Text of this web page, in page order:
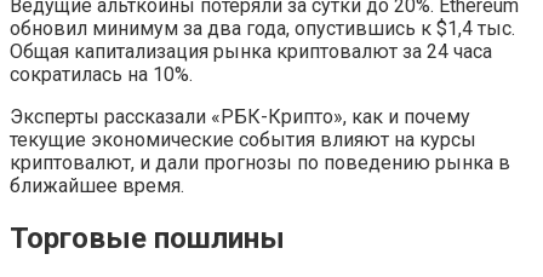
Ведущие альткоины потеряли за сутки до 20%. Ethereum
обновил минимум за два года, опустившись к $1,4 тыс.
Общая капитализация рынка криптовалют за 24 часа
сократилась на 10%.
Эксперты рассказали «РБК-Крипто», как и почему
текущие экономические события влияют на курсы
криптовалют, и дали прогнозы по поведению рынка в
ближайшее время.
Торговые пошлины